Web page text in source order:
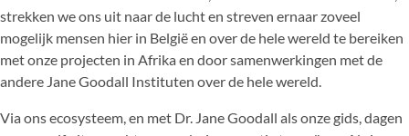
strekken we ons uit naar de lucht en streven ernaar zoveel
mogelijk mensen hier in België en over de hele wereld te bereiken
met onze projecten in Afrika en door samenwerkingen met de
andere Jane Goodall Instituten over de hele wereld.
Via ons ecosysteem, en met Dr. Jane Goodall als onze gids, dagen